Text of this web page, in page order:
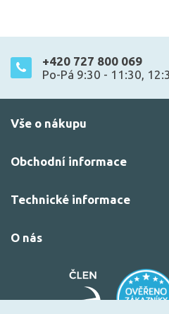
+420 727 800 069
Po-Pá 9:30 - 11:30,
Vše o nákupu
Obchodní informace
Technické informace
O nás